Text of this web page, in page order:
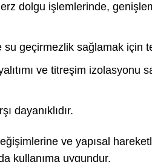
dolgu işlemlerinde,
su geçirmezlik sağlamak için
ve titreşim izolasyonu
dayanıklıdır.
ve yapısal
kullanıma uygundur.